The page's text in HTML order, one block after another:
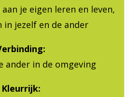
je eigen leren en leven,
jezelf en de ander
ander in de omgeving
Kleurrijk: